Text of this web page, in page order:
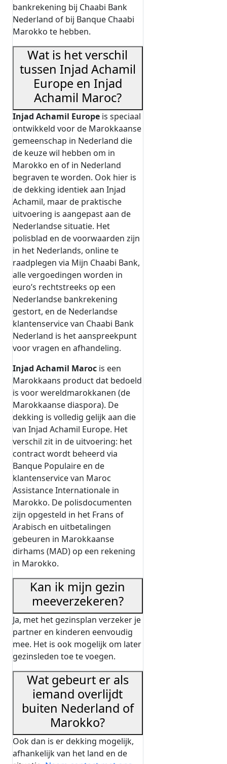
bankrekening bij Chaabi Bank
Nederland of bij Banque Chaabi
Marokko te hebben.
Wat is het verschil
tussen Injad Achamil
Europe en Injad
Achamil Maroc?
Injad Achamil Europe is speciaal
ontwikkeld voor de Marokkaanse
gemeenschap in Nederland die
de keuze wil hebben om in
Marokko en of in Nederland
begraven te worden. Ook hier is
de dekking identiek aan Injad
Achamil, maar de praktische
uitvoering is aangepast aan de
Nederlandse situatie. Het
polisblad en de voorwaarden zijn
in het Nederlands, online te
raadplegen via Mijn Chaabi Bank,
alle vergoedingen worden in
euro’s rechtstreeks op een
Nederlandse bankrekening
gestort, en de Nederlandse
klantenservice van Chaabi Bank
Nederland is het aanspreekpunt
voor vragen en afhandeling.
Injad Achamil Maroc is een
Marokkaans product dat bedoeld
is voor wereldmarokkanen (de
Marokkaanse diaspora). De
dekking is volledig gelijk aan die
van Injad Achamil Europe. Het
verschil zit in de uitvoering: het
contract wordt beheerd via
Banque Populaire en de
klantenservice van Maroc
Assistance Internationale in
Marokko. De polisdocumenten
zijn opgesteld in het Frans of
Arabisch en uitbetalingen
gebeuren in Marokkaanse
dirhams (MAD) op een rekening
in Marokko.
Kan ik mijn gezin
meeverzekeren?
Ja, met het gezinsplan verzeker je
partner en kinderen eenvoudig
mee. Het is ook mogelijk om later
gezinsleden toe te voegen.
Wat gebeurt er als
iemand overlijdt
buiten Nederland of
Marokko?
Ook dan is er dekking mogelijk,
afhankelijk van het land en de